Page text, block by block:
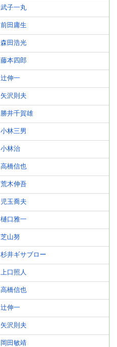
武子一丸
前田庸生
森田浩光
藤本四郎
辻伸一
矢沢則夫
勝井千賀雄
小林三男
小林治
高橋信也
荒木伸吾
児玉喬夫
樋口雅一
芝山努
杉井ギサブロー
上口照人
高橋信也
辻伸一
矢沢則夫
岡田敏靖